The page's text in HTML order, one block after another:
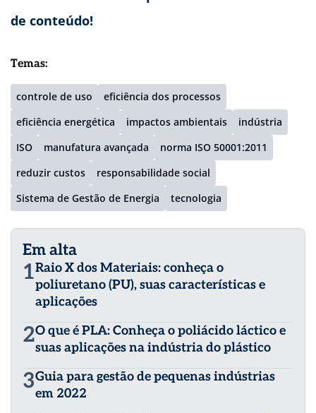
de conteúdo!
Temas:
controle de uso
eficiência dos processos
eficiência energética
impactos ambientais
indústria
ISO
manufatura avançada
norma ISO 50001:2011
reduzir custos
responsabilidade social
Sistema de Gestão de Energia
tecnologia
Em alta
1Raio X dos Materiais: conheça o
poliuretano (PU), suas características e
aplicações
2O que é PLA: Conheça o poliácido láctico e
suas aplicações na indústria do plástico
3Guia para gestão de pequenas indústrias
em 2022